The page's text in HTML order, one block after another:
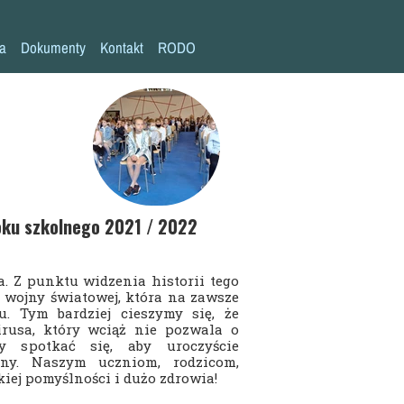
Z punktu widzenia historii tego
światowej, która na zawsze
Tym bardziej cieszymy się, że
który wciąż nie pozwala o
spotkać się, aby uroczyście
Naszym uczniom, rodzicom,
pomyślności i dużo zdrowia!
szkolnego 2021 / 2022
Dokumenty
Statut szkoły
Plan pracy szkoły
Wymagania edukacyjne
Program wychowawczo-profilaktyczny
Procedura bezpieczeństwa/Covid-19
Deklaracja dostępności
Standardy Ochrony Małoletnich
Kontakt RODO